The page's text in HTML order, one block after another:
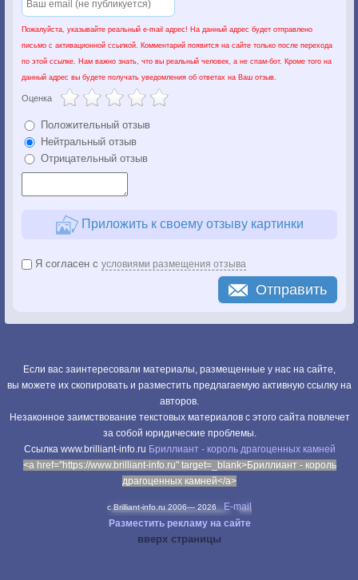
Пожалуйста, указывайте реальный e-mail адрес! На данный адрес будет отправлено
письмо с активационной ссылкой. Комментарий появится на сайте только после перехода
по этой ссылке. Нам важно знать, что вы реальный человек, а не спам-бот. Кроме того на
данный адрес вы будете получать уведомления об ответах на Ваш отзыв.
Оценка
Положительный отзыв
Нейтральный отзыв
Отрицательный отзыв
Приложить к своему отзыву картинки
Я согласен с условиями размещения отзыва
Отправить
Если вас заинтересовали материалы, размещенные у нас на сайте,
вы можете их скопировать и разместить предлагаемую активную ссылку на
авторов.
Незаконное заимствование текстовых материалов с этого сайта повлечет
за собой юридические проблемы.
Cсылка www.brilliant-info.ru Бриллиант - король драгоценных камней
<a href="https://www.brilliant-info.ru" target=_blank>Бриллиант - король
драгоценных камней</a>
c Brilliant-info.ru 2006— 2026
E-mail
Разместить рекламу на сайте
вверх страницы